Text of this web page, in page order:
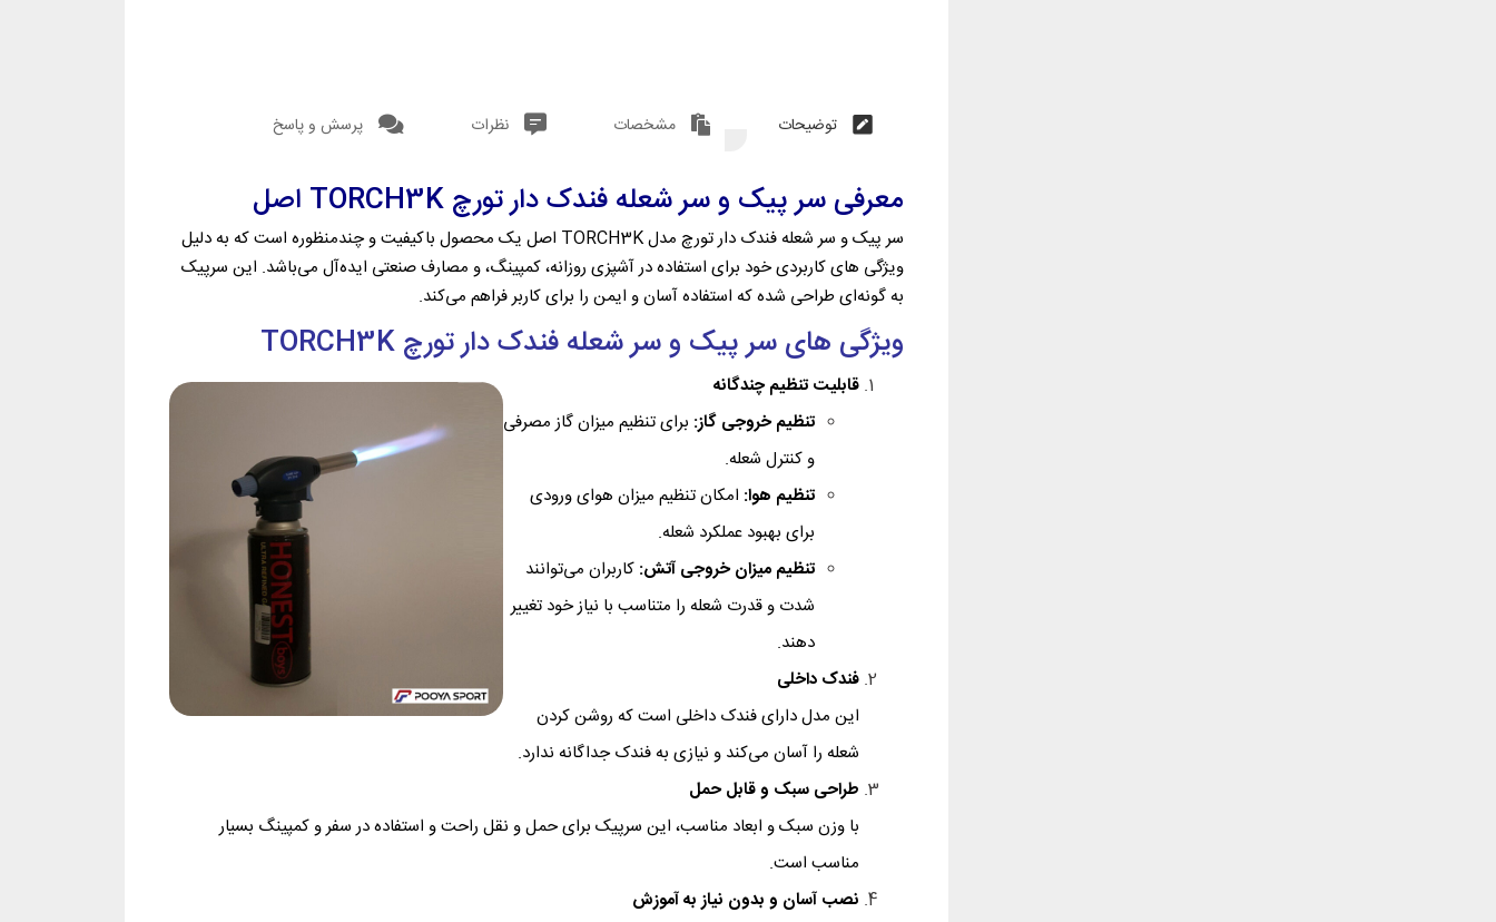
توضیحات مشخصات نظرات پرسش و پاسخ
معرفی سر پیک و سر شعله فندک دار تورچ TORCH3K اصل
سر پیک و سر شعله فندک دار تورچ مدل TORCH3K اصل یک محصول باکیفیت و چندمنظوره است که به دلیل
ویژگی‌ های کاربردی خود برای استفاده در آشپزی روزانه، کمپینگ، و مصارف صنعتی ایده‌آل می‌باشد. این سرپیک
به گونه‌ای طراحی شده که استفاده آسان و ایمن را برای کاربر فراهم می‌کند.
ویژگی‌ های سر پیک و سر شعله فندک دار تورچ TORCH3K
قابلیت تنظیم چندگانه
تنظیم خروجی گاز: برای تنظیم میزان گاز مصرفی
و کنترل شعله.
تنظیم هوا: امکان تنظیم میزان هوای ورودی
برای بهبود عملکرد شعله.
تنظیم میزان خروجی آتش: کاربران می‌توانند
شدت و قدرت شعله را متناسب با نیاز خود تغییر
دهند.
فندک داخلی
این مدل دارای فندک داخلی است که روشن کردن
شعله را آسان می‌کند و نیازی به فندک جداگانه ندارد.
طراحی سبک و قابل حمل
با وزن سبک و ابعاد مناسب، این سرپیک برای حمل و نقل راحت و استفاده در سفر و کمپینگ بسیار
مناسب است.
نصب آسان و بدون نیاز به آموزش